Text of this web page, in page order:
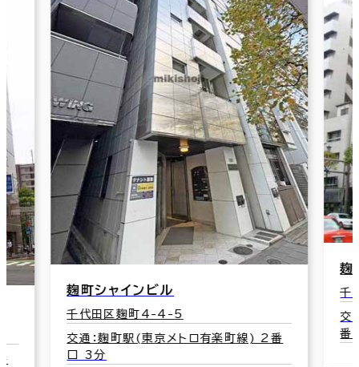
麹町シャインビル
千代田区麹町4-4-5
交通：麹町駅(東京メトロ有楽町線) 2番
口 3分
麹
千
交
番